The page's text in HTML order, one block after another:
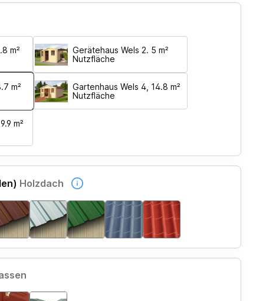
m²
Gerätehaus Wels 2. 5 m²
Nutzfläche
m²
Gartenhaus Wels 4, 14.8 m²
Nutzfläche
m²
Holzdach